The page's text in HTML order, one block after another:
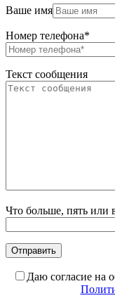
Ваше имя
Номер телефона*
Текст сообщения
Что больше, пять или
Даю согласие на